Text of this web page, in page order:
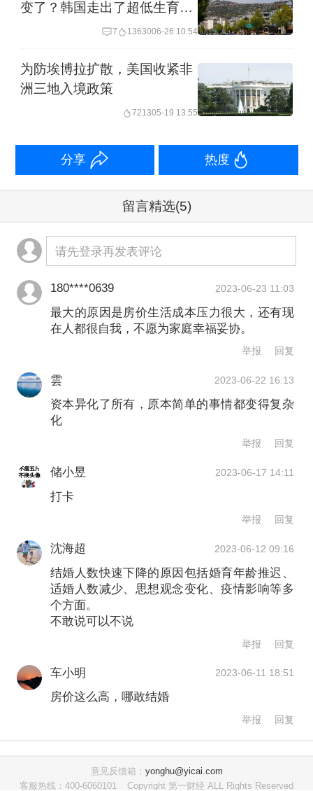
其中，从近四十年出生人口数据看，我
国出生人口在经历1987年这一近40年来
的最高峰之后，连续多年下行。也就是
说，随着95后乃至00后进入到婚育阶
段，处于适婚年龄的年轻人数量也在下
府参事室特约研究员董玉整对第一财经
分析，现在初婚年龄不断推迟，大多数
人在27岁以上才结婚成家。
根据《中国人口普查年鉴-2020》，2020
年我国的平均初婚年龄28.67岁，比2010
年的平均初婚年龄（24.89岁）增加了
3.78岁。
2022年1月20日，国家卫生健康委人口
家庭司副司长杨金瑞在回答记者提问时
称，90后00后作为新的婚育主体，绝大
部分成长和工作在城镇，受教育年限更
长，面临的就业竞争压力更大，婚育推
迟现象十分突出。
“我的硕士同学大部分都是1989、1990年
或1991年出生，现在三十多岁了，但还
有好多没结婚。”毕业于大连交通大学的
李小姐说。
董玉整说，从主观因素来说，思想观念
婚育观念发生了很大变化，单身、不
变了？韩国走出了超低生育率
7 1363006-26 10:54
为防埃博拉扩散，美国收紧非
洲三地入境政策
721305-19 13:55
分享 热度
留言精选(5)
请先登录再发表评论
180****0639 2023-06-23 11:03
最大的原因是房价生活成本压力很大，还有现
在人都很自我，不愿为家庭幸福妥协。
举报 回复
雲 2023-06-22 16:13
资本异化了所有，原本简单的事情都变得复杂
化
举报 回复
储小昱 2023-06-17 14:11
打卡
举报 回复
沈海超 2023-06-12 09:16
结婚人数快速下降的原因包括婚育年龄推迟、
适婚人数减少、思想观念变化、疫情影响等多
个方面。
不敢说可以不说
举报 回复
车小明 2023-06-11 18:51
房价这么高，哪敢结婚
举报 回复
意见反馈箱： yonghu@yicai.com
客服热线：400-6060101
Copyright 第一财经 ALL Rights Reserved